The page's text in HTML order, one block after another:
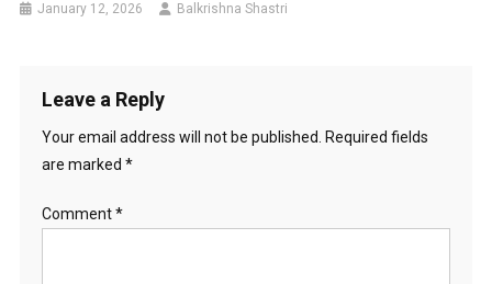
January 12, 2026 Balkrishna Shastri
Leave a Reply
Your email address will not be published. Required fields
are marked *
Comment*